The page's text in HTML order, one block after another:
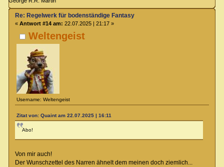
Weltengeist
Username: Weltengeist
Re: Regelwerk für bodenständige Fantasy
« Antwort #14 am: 22.07.2025 | 21:17 »
Zitat von: Quaint am 22.07.2025 | 16:11
Abo!
Von mir auch!
Der Wunschzettel des Narren ähnelt dem meinen doch ziemlich...